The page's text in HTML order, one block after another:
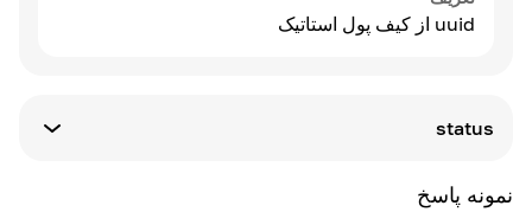
uuid از کیف پول استاتیک
status
وضعیت کیف پول استاتیک.
نمونه پاسخ